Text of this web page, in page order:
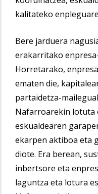
kalitateko
Bere jarduera
erakarritako
Horretarako,
ematen die,
partaidetza-
Nafarroarekin lotuta
eskualdearen
ekarpen aktiboa eta
diote. Era berean,
inbertsore eta
laguntza eta lotura